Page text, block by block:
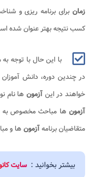
زمان برای برنامه ریزی و
کسب نتیجه بهتر عنوان شده
با این حال با توجه
در چندین دوره، دانش
خواهند در این آزمون ها نام
آزمون ها مباحث مخصوص به
متقاضیان برنامهآزمون ها و
بیشتر بخوانید : سایت